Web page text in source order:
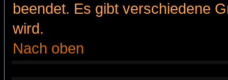
beendet. Es gibt verschiedene
wird.
Nach oben